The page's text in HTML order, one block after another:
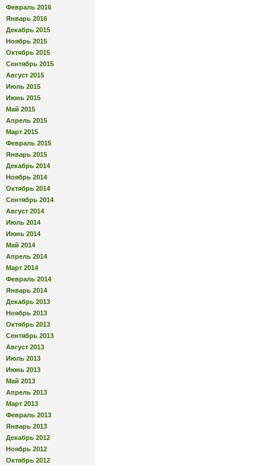
Февраль 2016
Январь 2016
Декабрь 2015
Ноябрь 2015
Октябрь 2015
Сентябрь 2015
Август 2015
Июль 2015
Июнь 2015
Май 2015
Апрель 2015
Март 2015
Февраль 2015
Январь 2015
Декабрь 2014
Ноябрь 2014
Октябрь 2014
Сентябрь 2014
Август 2014
Июль 2014
Июнь 2014
Май 2014
Апрель 2014
Март 2014
Февраль 2014
Январь 2014
Декабрь 2013
Ноябрь 2013
Октябрь 2013
Сентябрь 2013
Август 2013
Июль 2013
Июнь 2013
Май 2013
Апрель 2013
Март 2013
Февраль 2013
Январь 2013
Декабрь 2012
Ноябрь 2012
Октябрь 2012